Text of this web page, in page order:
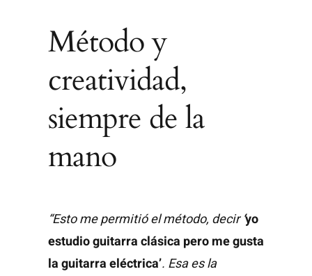
Método y
creatividad,
siempre de la
mano
“Esto me permitió el método, decir‘yo
estudio guitarra clásica pero me gusta
la guitarra eléctrica’. Esa es la